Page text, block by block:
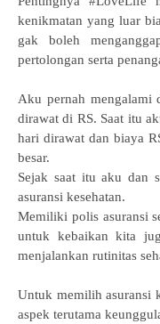
kenikmatan yang luar
gak boleh
pertolongan serta
Aku pernah mengalami
dirawat di RS. Saat itu
hari dirawat dan biaya
besar.
Sejak saat itu aku dan
asuransi kesehatan.
Memiliki polis asuransi
untuk kebaikan kita
menjalankan rutinitas
Untuk memilih asuransi
aspek terutama